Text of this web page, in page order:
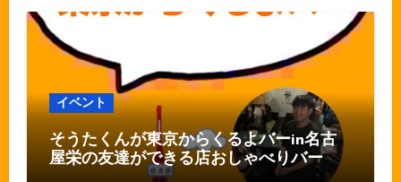
イベント
そうたくんが東京からくるよバーin名古
屋栄の友達ができる店おしゃべりバー